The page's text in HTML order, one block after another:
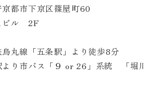
都市下京区篠屋町60
ビル 2F
丸線「五条駅」より徒歩8分
より市バス「９ or 26」系統 「堀